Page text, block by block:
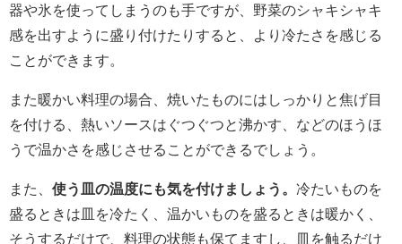
器や氷を使ってしまうのも手ですが、野菜のシャキシャキ
感を出すように盛り付けたりすると、より冷たさを感じる
ことができます。
また暖かい料理の場合、焼いたものにはしっかりと焦げ目
を付ける、熱いソースはぐつぐつと沸かす、などのほうほ
うで温かさを感じさせることができるでしょう。
また、 使う皿の温度にも気を付けましょう。 冷たいものを
盛るときは皿を冷たく、温かいものを盛るときは暖かく、
そうするだけで、料理の状態も保てますし、皿を触るだけ